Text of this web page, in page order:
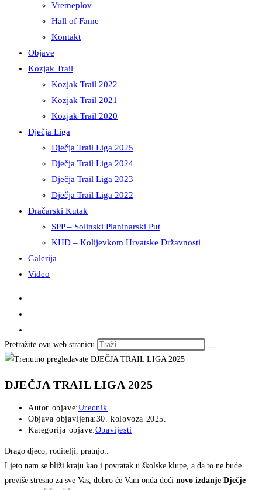
Vremeplov
Hall of Fame
Kontakt
Objave
Kozjak Trail
Kozjak Trail 2022
Kozjak Trail 2021
Kozjak Trail 2020
Dječja Liga
Dječja Trail Liga 2025
Dječja Trail Liga 2024
Dječja Trail Liga 2023
Dječja Trail Liga 2022
Dračarski Kutak
SPP – Solinski Planinarski Put
KHD – Kolijevkom Hrvatske Državnosti
Galerija
Video
Pretražite ovu web stranicu
DJEČJA TRAIL LIGA 2025
Autor objave:Urednik
Objava objavljena:30. kolovoza 2025.
Kategorija objave:Obavijesti
Drago djeco, roditelji, pratnjo..
Ljeto nam se bliži kraju kao i povratak u školske klupe, a da to ne bude
previše stresno za sve Vas, dobro će Vam onda doći novo izdanje Dječje